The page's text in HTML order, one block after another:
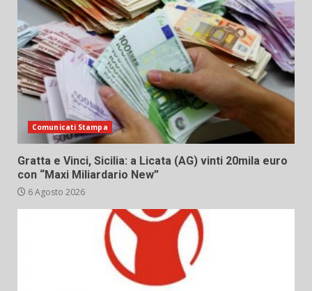
Comunicati Stampa
Gratta e Vinci, Sicilia: a Licata (AG) vinti 20mila euro
con “Maxi Miliardario New”
6 Agosto 2026